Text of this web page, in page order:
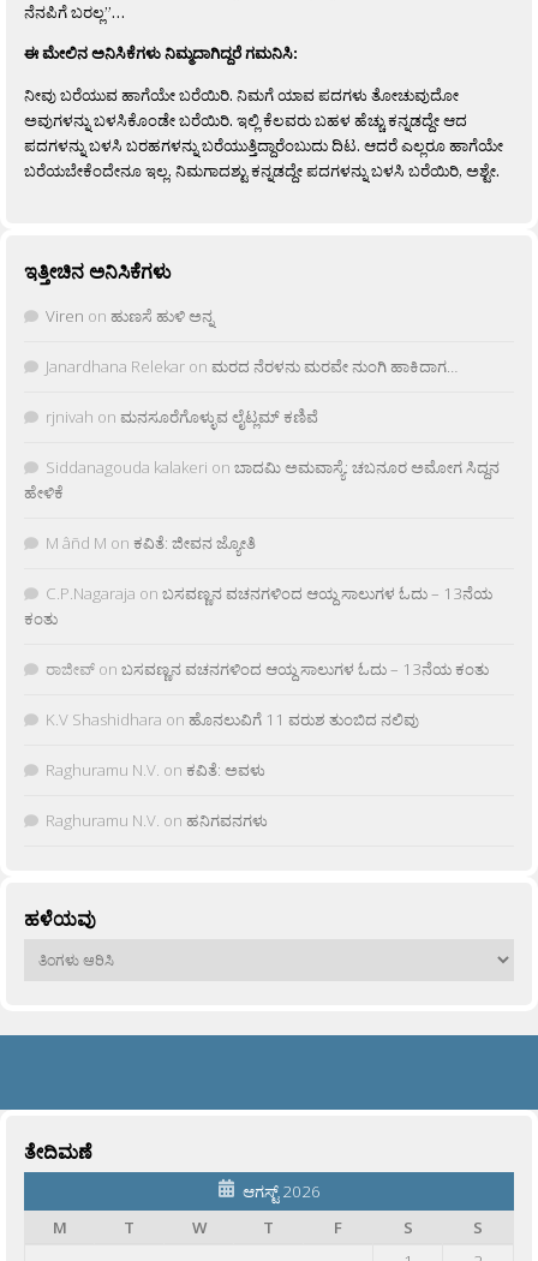
ನೆನಪಿಗೆ ಬರಲ್ಲ”…
ಈ ಮೇಲಿನ ಅನಿಸಿಕೆಗಳು ನಿಮ್ಮದಾಗಿದ್ದರೆ ಗಮನಿಸಿ:
ನೀವು ಬರೆಯುವ ಹಾಗೆಯೇ ಬರೆಯಿರಿ. ನಿಮಗೆ ಯಾವ ಪದಗಳು ತೋಚುವುದೋ
ಅವುಗಳನ್ನು ಬಳಸಿಕೊಂಡೇ ಬರೆಯಿರಿ. ಇಲ್ಲಿ ಕೆಲವರು ಬಹಳ ಹೆಚ್ಚು ಕನ್ನಡದ್ದೇ ಆದ
ಪದಗಳನ್ನು ಬಳಸಿ ಬರಹಗಳನ್ನು ಬರೆಯುತ್ತಿದ್ದಾರೆಂಬುದು ದಿಟ. ಆದರೆ ಎಲ್ಲರೂ ಹಾಗೆಯೇ
ಬರೆಯಬೇಕೆಂದೇನೂ ಇಲ್ಲ. ನಿಮಗಾದಶ್ಟು ಕನ್ನಡದ್ದೇ ಪದಗಳನ್ನು ಬಳಸಿ ಬರೆಯಿರಿ, ಅಶ್ಟೇ.
ಇತ್ತೀಚಿನ ಅನಿಸಿಕೆಗಳು
Viren on ಹುಣಸೆ ಹುಳಿ ಅನ್ನ
Janardhana Relekar on ಮರದ ನೆರಳನು ಮರವೇ ನುಂಗಿ ಹಾಕಿದಾಗ…
rjnivah on ಮನಸೂರೆಗೊಳ್ಳುವ ಲೈಟ್ಲಮ್ ಕಣಿವೆ
Siddanagouda kalakeri on ಬಾದಮಿ ಅಮವಾಸ್ಯೆ: ಚಬನೂರ ಅಮೋಗ ಸಿದ್ದನ
ಹೇಳಿಕೆ
M âñd M on ಕವಿತೆ: ಜೀವನ ಜ್ಯೋತಿ
C.P.Nagaraja on ಬಸವಣ್ಣನ ವಚನಗಳಿಂದ ಆಯ್ದ ಸಾಲುಗಳ ಓದು – 13ನೆಯ
ಕಂತು
ರಾಜೀವ್ on ಬಸವಣ್ಣನ ವಚನಗಳಿಂದ ಆಯ್ದ ಸಾಲುಗಳ ಓದು – 13ನೆಯ ಕಂತು
K.V Shashidhara on ಹೊನಲುವಿಗೆ 11 ವರುಶ ತುಂಬಿದ ನಲಿವು
Raghuramu N.V. on ಕವಿತೆ: ಅವಳು
Raghuramu N.V. on ಹನಿಗವನಗಳು
ಹಳೆಯವು
ಹಳೆಯವು
ತೇದಿಮಣೆ
ಆಗಸ್ಟ್ 2026
M
T W T F S
S